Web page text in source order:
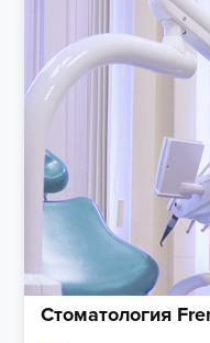
Стоматология